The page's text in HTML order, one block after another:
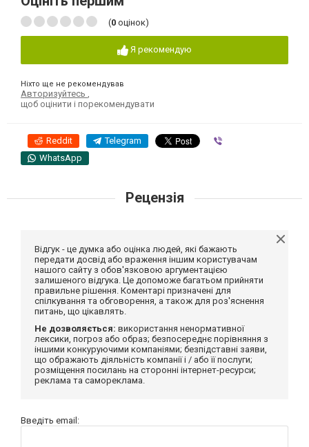
(0 оцінок)
Я рекомендую
Ніхто ще не рекомендував
Авторизуйтесь
щоб оцінити і порекомендувати
Reddit Telegram
WhatsApp
Рецензія
Відгук - це думка або оцінка людей, які бажають
передати досвід або враження іншим користувачам
нашого сайту з обов'язковою аргументацією
залишеного відгука. Це допоможе багатьом прийняти
правильне рішення. Коментарі призначені для
спілкування та обговорення, а також для роз'яснення
питань, що цікавлять.
Не дозволяється: використання ненормативної
лексики, погроз або образ; безпосереднє порівняння з
іншими конкуруючими компаніями; безпідставні заяви,
що ображають діяльність компанії і / або її послуги;
розміщення посилань на сторонні інтернет-ресурси;
реклама та самореклама.
Введіть email: